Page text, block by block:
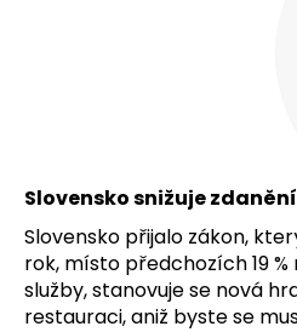
Slovensko snižuje
Slovensko přijalo zákon,
rok, místo předchozích 19
služby, stanovuje se nová
restauraci, aniž byste se